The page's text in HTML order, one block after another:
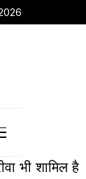
भी शामिल है